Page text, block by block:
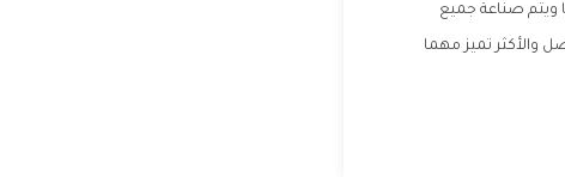
ويتم صناعة جميع
والأكثر تميز مهما